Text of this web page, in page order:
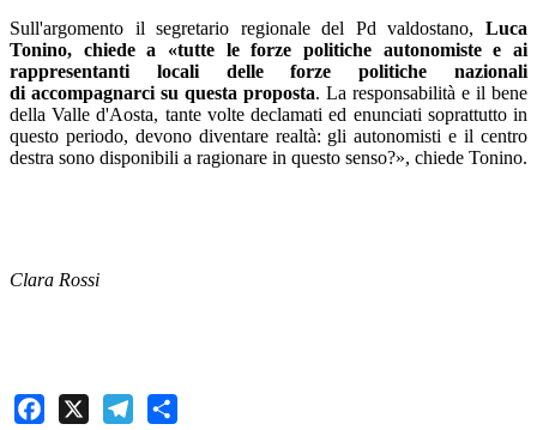
Sull'argomento il segretario regionale del Pd valdostano, Luca
Tonino, chiede a «tutte le forze politiche autonomiste e ai
rappresentanti locali delle forze politiche nazionali
di accompagnarci su questa proposta. La responsabilità e il bene
della Valle d'Aosta, tante volte declamati ed enunciati soprattutto in
questo periodo, devono diventare realtà: gli autonomisti e il centro
destra sono disponibili a ragionare in questo senso?», chiede Tonino.
Clara Rossi